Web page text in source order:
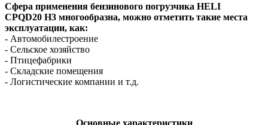
Сфера применения бензинового погрузчика HELI
CPQD20 H3 многообразна, можно отметить такие места
эксплуатации, как:
- Автомобилестроение
- Сельское хозяйство
- Птицефабрики
- Складские помещения
- Логистические компании и т.д.
Основные характеристики